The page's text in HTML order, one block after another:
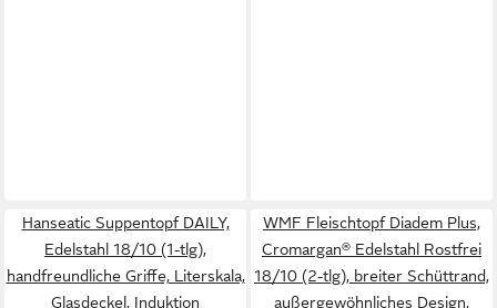
Hanseatic Suppentopf DAILY,
Edelstahl 18/10 (1-tlg),
handfreundliche Griffe, Literskala,
Glasdeckel, Induktion
WMF Fleischtopf Diadem Plus,
Cromargan® Edelstahl Rostfrei
18/10 (2-tlg), breiter Schüttrand,
außergewöhnliches Design,